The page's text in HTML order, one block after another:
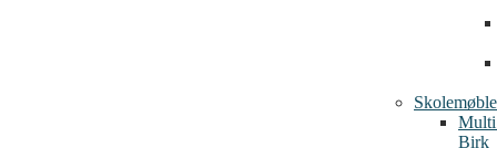
Multi
Birk